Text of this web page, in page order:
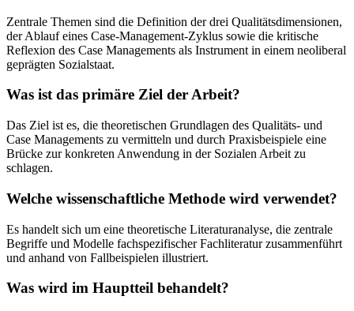
Zentrale Themen sind die Definition der drei Qualitätsdimensionen,
der Ablauf eines Case-Management-Zyklus sowie die kritische
Reflexion des Case Managements als Instrument in einem neoliberal
geprägten Sozialstaat.
Was ist das primäre Ziel der Arbeit?
Das Ziel ist es, die theoretischen Grundlagen des Qualitäts- und
Case Managements zu vermitteln und durch Praxisbeispiele eine
Brücke zur konkreten Anwendung in der Sozialen Arbeit zu
schlagen.
Welche wissenschaftliche Methode wird verwendet?
Es handelt sich um eine theoretische Literaturanalyse, die zentrale
Begriffe und Modelle fachspezifischer Fachliteratur zusammenführt
und anhand von Fallbeispielen illustriert.
Was wird im Hauptteil behandelt?